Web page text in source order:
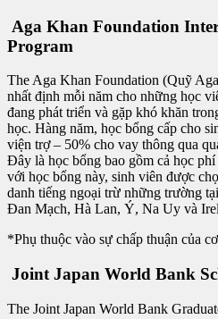
Aga Khan Foundation
Program
The Aga Khan Foundation (Quỹ
nhất định mỗi năm cho những học
đang phát triển và gặp khó khăn
học. Hàng năm, học bổng cấp cho
viện trợ – 50% cho vay thông qua
Đây là học bổng bao gồm cả học
với học bổng này, sinh viên được
danh tiếng ngoại trừ những trường
Đan Mạch, Hà Lan, Ý, Na Uy và
*Phụ thuộc vào sự chấp thuận của
Joint Japan World Bank
The Joint Japan World Bank